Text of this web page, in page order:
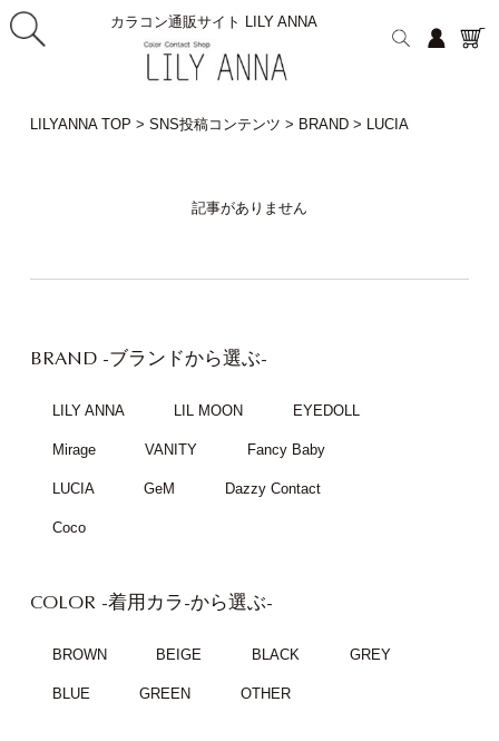
カラコン通販サイト LILY ANNA
LILYANNA TOP > SNS投稿コンテンツ > BRAND> LUCIA
記事がありません
BRAND -ブランドから選ぶ-
LILY ANNA LIL MOON EYEDOLL
Mirage VANITY Fancy Baby
LUCIA GeM Dazzy Contact
Coco
COLOR -着用カラ-から選ぶ-
BROWN BEIGE BLACK GREY
BLUE GREEN OTHER